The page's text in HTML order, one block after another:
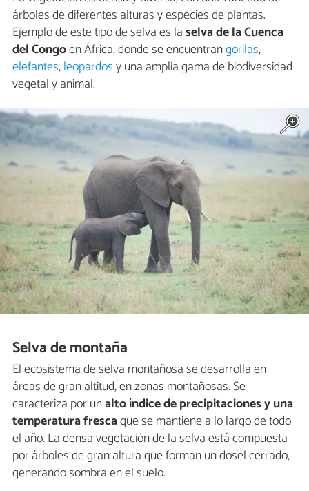
árboles de diferentes alturas y especies de plantas.
Ejemplo de este tipo de selva es laselva de la Cuenca
del Congoen África, donde se encuentrangorilas,
elefantes,leopardosy una amplia gama de biodiversidad
vegetal y animal.
Selva de montaña
El ecosistema de selva montañosa se desarrolla en
áreas de gran altitud, en zonas montañosas. Se
caracteriza por unalto índice de precipitaciones y una
temperatura frescaque se mantiene a lo largo de todo
el año. La densa vegetación de la selva está compuesta
por árboles de gran altura que forman un dosel cerrado,
generando sombra en el suelo.